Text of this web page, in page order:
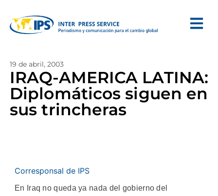
19 de abril, 2003
IRAQ-AMERICA LATINA:
Diplomáticos siguen en
sus trincheras
Corresponsal de IPS
En Iraq no queda ya nada del gobierno del